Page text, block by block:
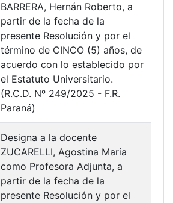
BARRERA, Hernán Roberto, a
partir de la fecha de la
presente Resolución y por el
término de CINCO (5) años, de
acuerdo con lo establecido por
el Estatuto Universitario.
(R.C.D. Nº 249/2025 - F.R.
Paraná)
Designa a la docente
ZUCARELLI, Agostina María
como Profesora Adjunta, a
partir de la fecha de la
presente Resolución y por el